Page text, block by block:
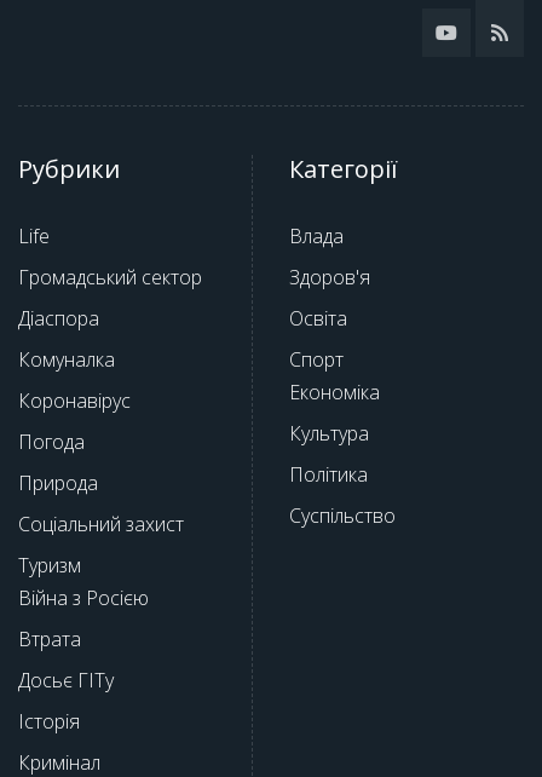
Рубрики
Life
Громадський сектор
Діаспора
Комуналка
Коронавірус
Погода
Природа
Соціальний захист
Туризм
Війна з Росією
Втрата
Досьє ГІТу
Історія
Кримінал
Категорії
Влада
Здоров'я
Освіта
Спорт
Економіка
Культура
Політика
Суспільство